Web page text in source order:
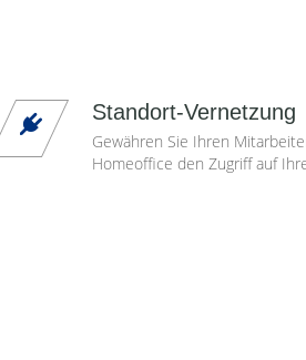
Standort-Vernetzung
Gewähren Sie Ihren
Homeoffice den Zugriff auf